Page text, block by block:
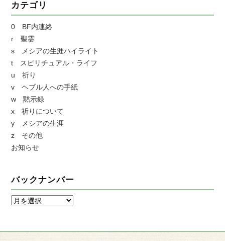
カテゴリ
0 BF内連絡
r 聖霊
s メシアの生涯ハイライト
t スピリチュアル・ライフ
u 祈り
v ヘブル人への手紙
w 黙示録
x 祈りについて
y メシアの生涯
z その他
お知らせ
バックナンバー